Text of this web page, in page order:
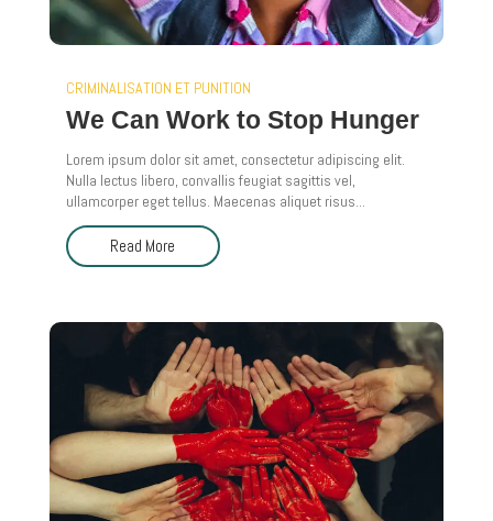
CRIMINALISATION ET PUNITION
We Can Work to Stop Hunger
Lorem ipsum dolor sit amet, consectetur adipiscing elit.
Nulla lectus libero, convallis feugiat sagittis vel,
ullamcorper eget tellus. Maecenas aliquet risus...
Read More